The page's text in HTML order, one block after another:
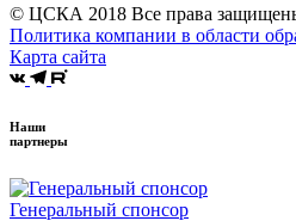
© ЦСКА 2018 Все права
Политика компании в области
Карта сайта
Наши
партнеры
Генеральный спонсор